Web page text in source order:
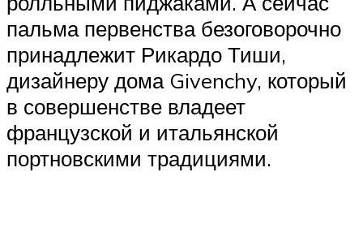
пальма первенства безоговорочно
принадлежит Рикардо Тиши,
дизайнеру дома Givenchy, который
в совершенстве владеет
французской и итальянской
портновскими традициями.